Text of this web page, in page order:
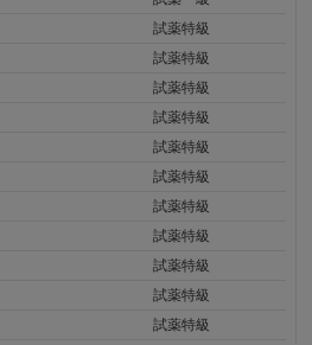
試薬特級
試薬特級
試薬特級
試薬特級
試薬特級
試薬特級
試薬特級
試薬特級
試薬特級
試薬特級
試薬特級